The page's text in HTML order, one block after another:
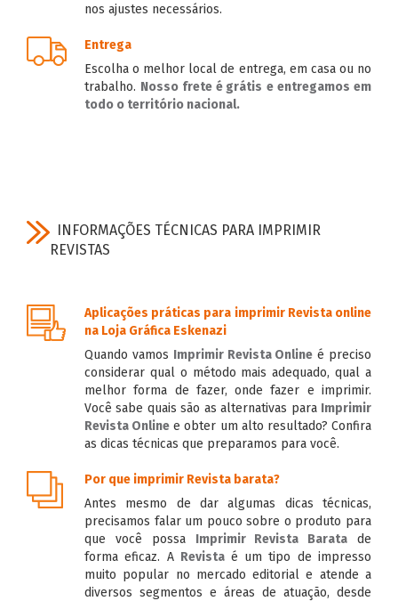
nos ajustes necessários.
Entrega
Escolha o melhor local de entrega, em casa ou no
trabalho. Nosso frete é grátis e entregamos em
todo o território nacional.
INFORMAÇÕES TÉCNICAS PARA IMPRIMIR
REVISTAS
Aplicações práticas para imprimir Revista online
na Loja Gráfica Eskenazi
Quando vamos Imprimir Revista Online é preciso
considerar qual o método mais adequado, qual a
melhor forma de fazer, onde fazer e imprimir.
Você sabe quais são as alternativas para Imprimir
Revista Online e obter um alto resultado? Confira
as dicas técnicas que preparamos para você.
Por que imprimir Revista barata?
Antes mesmo de dar algumas dicas técnicas,
precisamos falar um pouco sobre o produto para
que você possa Imprimir Revista Barata de
forma eficaz. A Revista é um tipo de impresso
muito popular no mercado editorial e atende a
diversos segmentos e áreas de atuação, desde